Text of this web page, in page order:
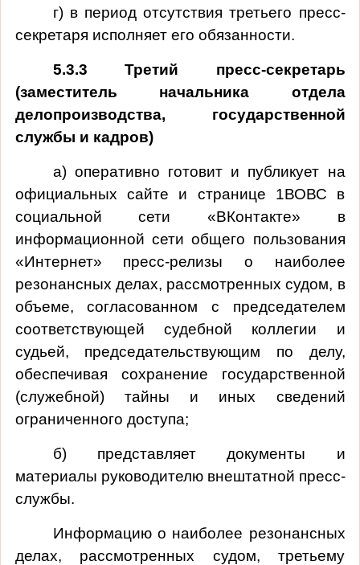
г) в период отсутствия третьего пресс-
секретаря исполняет его обязанности.
5.3.3 Третий пресс-секретарь
(заместитель начальника отдела
делопроизводства, государственной
службы и кадров)
а) оперативно готовит и публикует на
официальных сайте и странице 1ВОВС в
социальной сети «ВКонтакте» в
информационной сети общего пользования
«Интернет» пресс-релизы о наиболее
резонансных делах, рассмотренных судом, в
объеме, согласованном с председателем
соответствующей судебной коллегии и
судьей, председательствующим по делу,
обеспечивая сохранение государственной
(служебной) тайны и иных сведений
ограниченного доступа;
б) представляет документы и
материалы руководителю внештатной пресс-
службы.
Информацию о наиболее резонансных
делах, рассмотренных судом, третьему